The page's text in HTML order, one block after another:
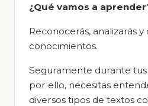
¿Qué vamos a
Reconocerás, analizarás
conocimientos.
Seguramente durante
por ello, necesitas
diversos tipos de textos